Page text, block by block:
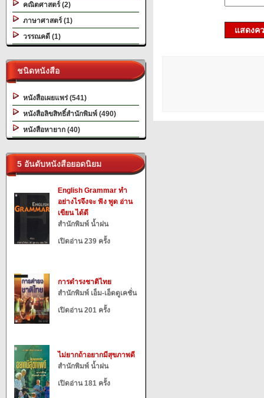
คณิตศาสตร์ (2)
ภาษาศาสตร์ (1)
วรรณคดี (1)
ชนิดหนังสือ
หนังสือเผยแพร่ (541)
หนังสือลิขสิทธิ์สำนักพิมพ์ (490)
หนังสือหายาก (40)
5 อันดับหนังสือยอดนิยม
English Grammar ทำ
อย่างไรจึงจะ ฟัง พูด อ่าน
เขียน ได้ดี
สำนักพิมพ์ น้ำฝน
เปิดอ่าน 239 ครั้ง
การดำรงชาติไทย
สำนักพิมพ์ เอ็ม-เอ็ดดูเคชั่น
เปิดอ่าน 201 ครั้ง
ไม่ยากถ้าอยากมีสุขภาพดี
สำนักพิมพ์ น้ำฝน
เปิดอ่าน 181 ครั้ง
แสดงค